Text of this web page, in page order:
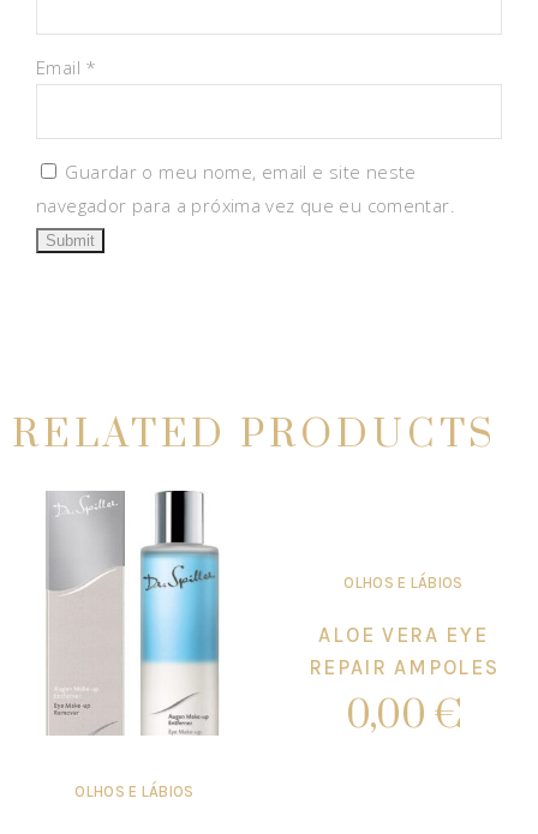
Email *
Guardar o meu nome, email e site neste
navegador para a próxima vez que eu comentar.
RELATED PRODUCTS
OLHOS E LÁBIOS
OLHOS E LÁBIOS
ALOE VERA EYE
REPAIR AMPOLES
0,00 €